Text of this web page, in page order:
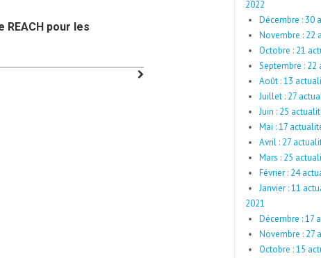
REACH pour les
2022
Décembre : 30
Novembre : 22
Octobre : 21
Septembre : 22
Août : 13
Juillet : 27
Juin : 25
Mai : 17
Avril : 27
Mars : 25
Février : 24
Janvier : 11
2021
Décembre : 17
Novembre : 27
Octobre : 15